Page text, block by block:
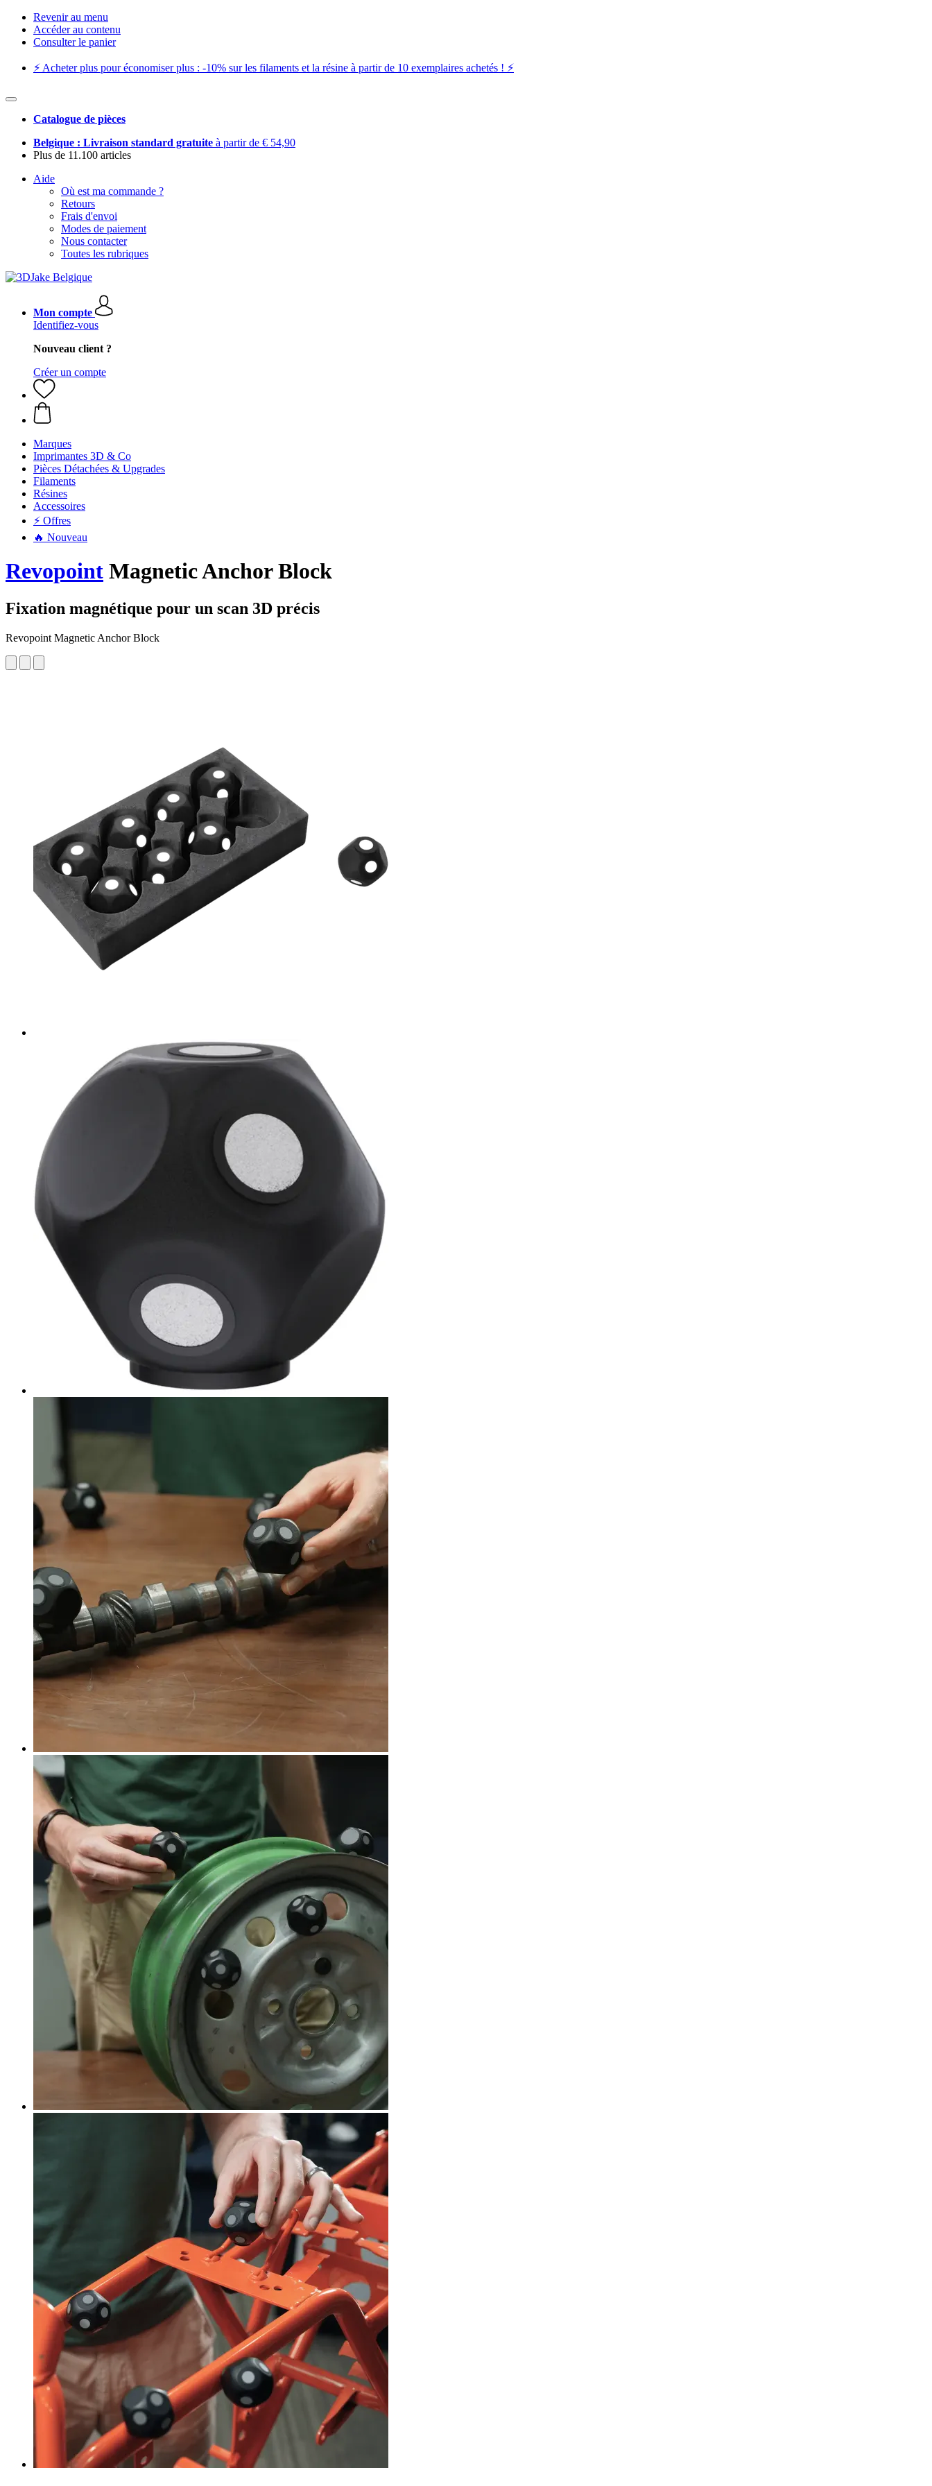
Revenir au menu
Accéder au contenu
Consulter le panier
⚡️ Acheter plus pour économiser plus : -10% sur les filaments et la résine à partir de 10 exemplaires achetés ! ⚡️
Catalogue de pièces
Belgique : Livraison standard gratuite à partir de € 54,90
Plus de 11.100 articles
Aide
Où est ma commande ?
Retours
Frais d'envoi
Modes de paiement
Nous contacter
Toutes les rubriques
Mon compte
Identifiez-vous
Nouveau client ?
Créer un compte
Marques
Imprimantes 3D & Co
Pièces Détachées & Upgrades
Filaments
Résines
Accessoires
⚡ Offres
🔥 Nouveau
Revopoint Magnetic Anchor Block
Fixation magnétique pour un scan 3D précis
Revopoint Magnetic Anchor Block